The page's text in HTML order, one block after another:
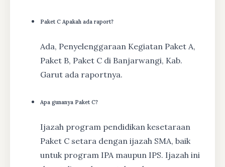
Paket C Apakah ada raport?
Ada, Penyelenggaraan Kegiatan Paket A,
Paket B, Paket C di Banjarwangi, Kab.
Garut ada raportnya.
Apa gunanya Paket C?
Ijazah program pendidikan kesetaraan
Paket C setara dengan ijazah SMA, baik
untuk program IPA maupun IPS. Ijazah ini